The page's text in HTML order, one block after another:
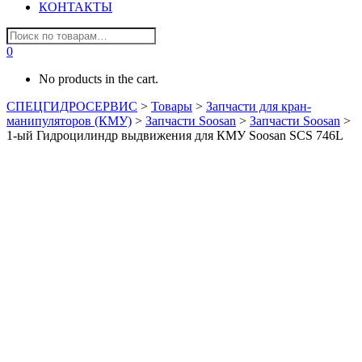
КОНТАКТЫ
0
No products in the cart.
СПЕЦГИДРОСЕРВИС > Товары > Запчасти для кран-
манипуляторов (КМУ) > Запчасти Soosan > Запчасти Soosan >
1-ый Гидроцилиндр выдвижения для КМУ Soosan SCS 746L